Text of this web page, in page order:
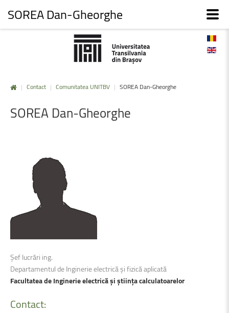
| Contact | Comunitatea UNITBV | SOREA Dan-Gheorghe
SOREA Dan-Gheorghe
Șef lucrări ing.
Departamentul de Inginerie electrică şi fizică aplicată
Facultatea de Inginerie electrică şi știința calculatoarelor
Contact:
SOREA Dan-Gheorghe